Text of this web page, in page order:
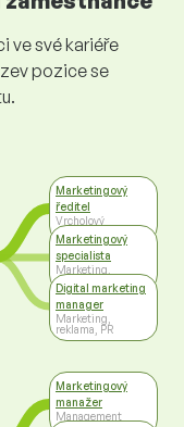
ve své kariéře
pozice se
Marketingový
ředitel
Vrcholový
management
Marketingový
specialista
Marketing,
reklama, PR
Digital marketing
manager
Marketing,
reklama, PR
Marketingový
manažer
Management